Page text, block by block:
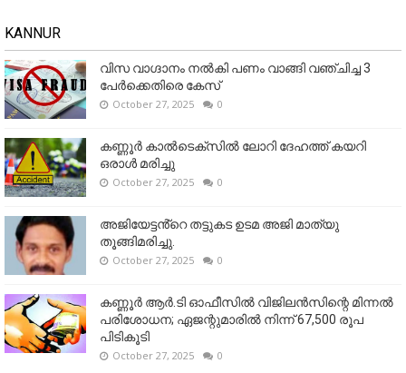
KANNUR
വിസ വാഗ്ദാനം നൽകി പണം വാങ്ങി വഞ്ചിച്ച 3
പേർക്കെതിരെ കേസ്
October 27, 2025 0
കണ്ണൂര്‍ കാല്‍ടെക്‌സില്‍ ലോറി ദേഹത്ത് കയറി
ഒരാള്‍ മരിച്ചു
October 27, 2025 0
അജിയേട്ടൻ്റെ തട്ടുകട ഉടമ അജി മാത്യു
തൂങ്ങിമരിച്ചു.
October 27, 2025 0
കണ്ണൂര്‍ ആര്‍.ടി ഓഫീസില്‍ വിജിലൻസിന്റെ മിന്നല്‍
പരിശോധന; ഏജന്റുമാരില്‍ നിന്ന് 67,500 രൂപ
പിടികൂടി
October 27, 2025 0